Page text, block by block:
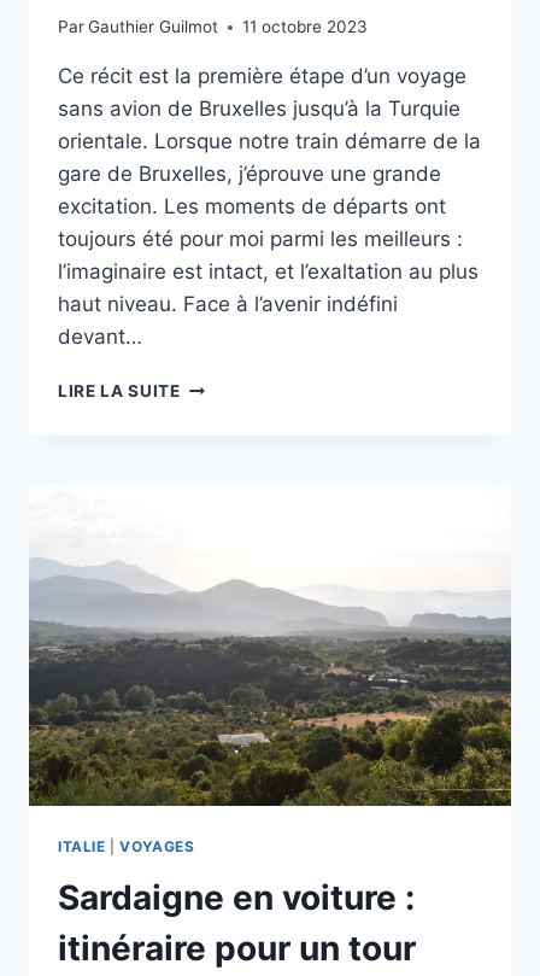
ParGauthier Guilmot 11 octobre 2023
Ce récit est la première étape d’un voyage
sans avion de Bruxelles jusqu’à la Turquie
orientale. Lorsque notre train démarre de la
gare de Bruxelles, j’éprouve une grande
excitation. Les moments de départs ont
toujours été pour moi parmi les meilleurs :
l’imaginaire est intact, et l’exaltation au plus
haut niveau. Face à l’avenir indéfini
devant…
LIRE LA SUITEUNE
INTERCONTINENTAL
BRUXELLES
ITALIE |VOYAGES
Sardaigne en voiture :
itinéraire pour un tour